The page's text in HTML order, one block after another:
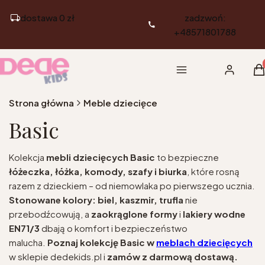
dostawa 0 zł
zadzwoń:
+48571801788
Menu Zaloguj się
Strona główna Meble dziecięce
Basic
Kolekcja mebli dziecięcych Basic to bezpieczne
łóżeczka, łóżka, komody, szafy i biurka , które rosną
razem z dzieckiem – od niemowlaka po pierwszego ucznia.
Stonowane kolory: biel, kaszmir, trufla nie
przebodźcowują, a zaokrąglone formyi lakiery wodne
EN71/3 dbają o komfort i bezpieczeństwo
malucha. Poznaj kolekcję Basic w meblach dziecięcych
w sklepie dedekids.pl i zamów z darmową dostawą.